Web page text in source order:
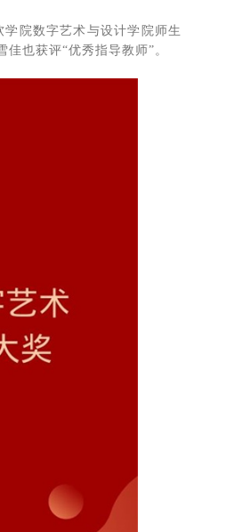
院数字艺术与设计学院师生
也获评“优秀指导教师”。